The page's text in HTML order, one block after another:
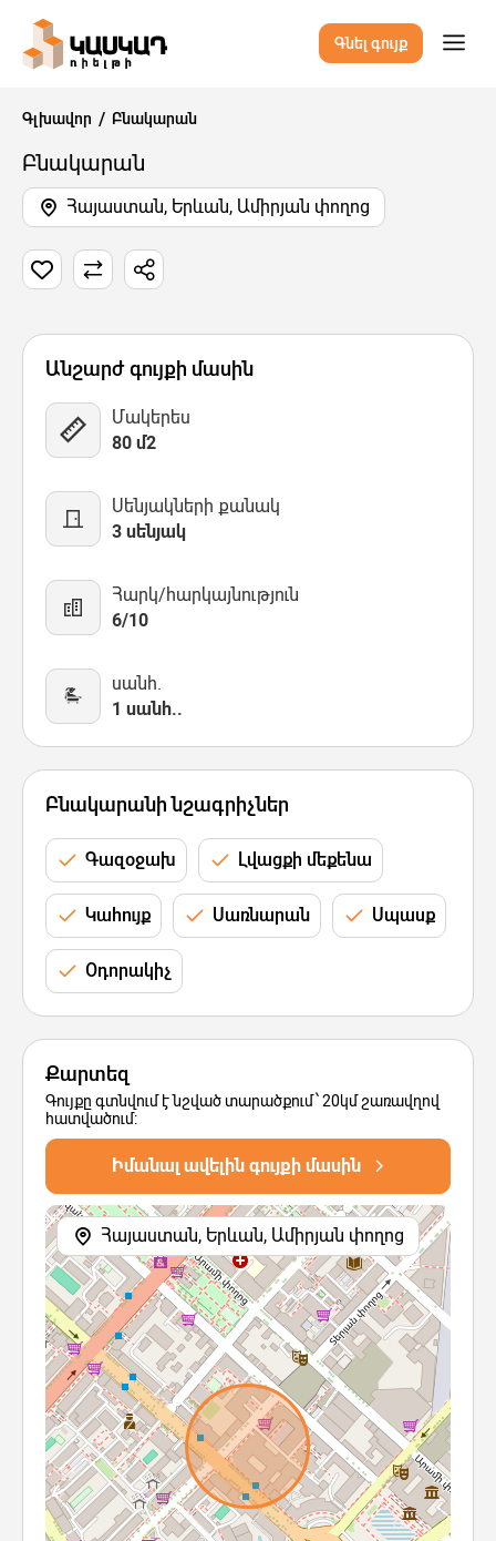
Գնել գույք
Գլխավոր Բնակարան
Բնակարան
Հայաստան, Երևան, Ամիրյան փողոց
7 Նկար Քարտեզ
Անշարժ գույքի մասին
Մակերես
80 մ2
Սենյակների քանակ
3 սենյակ
Հարկ/հարկայնություն
6/10
սանհ.
1 սանհ..
Բնակարանի նշագրիչներ
Գազօջախ Լվացքի մեքենա
Կահույք Սառնարան Սպասք
Օդորակիչ
Քարտեզ
Գույքը գտնվում է նշված տարածքում՝ 20կմ շառավղով
հատվածում:
Իմանալ ավելին գույքի մասին
Հայաստան, Երևան, Ամիրյան փողոց